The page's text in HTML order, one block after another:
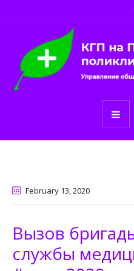
February 13, 2020
Вызов
службы